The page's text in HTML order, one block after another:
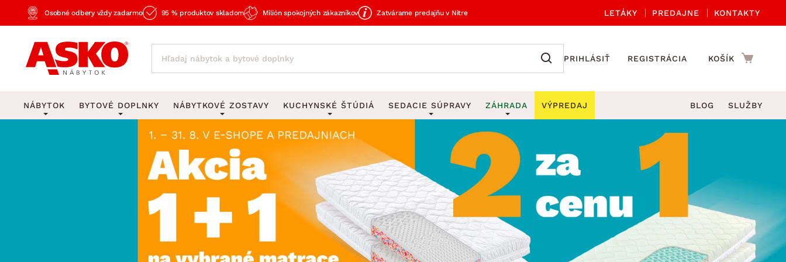
Osobné odbery vždy zadarmo 95 % produktov skladom Milión spokojných zákazníkov Zatvárame predajňu v Nitre LETÁKY PREDAJNE KONTAKTY
PRIHLÁSIŤ REGISTRÁCIA KOŠÍK
NÁBYTOK BYTOVÉ DOPLNKY
OSVETLENIE
Stolové lampy a lampičky
Stropné osvetlenie
Lustre a závesné svietidlá
Stojacie lampy
Zobrazit vše
DEKORÁCIE
Obrazy
Zrkadlá
Hodiny
Vázy
Zobrazit vše
UKLADANIE A ORGANIZÁCIA
Vešiaky na kľúče
Stojany na dáždniky
Stojany na noviny
Stojany na oblečenie
Zobrazit vše
DROBNÉ BYTOVÉ DOPLNKY
Kuchynské príslušenstvo
Záhradné doplnky
NÁBYTKOVÉ ZOSTAVY
Obývacie zostavy
Spálňové zostavy
Kuchynské zostavy
Predsieňové zostavy
KUCHYNSKÉ ŠTÚDIÁ SEDACIE SÚPRAVY
Sedacie súpravy do U
Rohové sedacie súpravy
Sedacie súpravy 3-2-1
Sedacie súpravy na mieru
ZÁHRADA
Záhradné stoličky a kreslá
Záhradné stoly
Záhradné hojdačky
Záhradné lehátka
VÝPREDAJ BLOG SLUŽBY